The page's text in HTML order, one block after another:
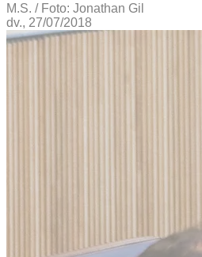
M.S. / Foto: Jonathan Gil
dv., 27/07/2018